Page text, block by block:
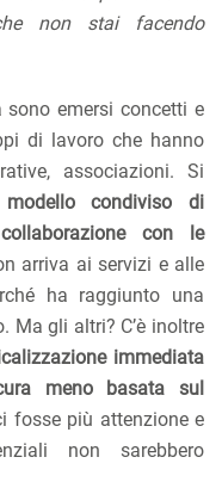
non stai facendo
sono emersi concetti e
di lavoro che hanno
associazioni. Si
condiviso di
con le
arriva ai servizi e alle
ha raggiunto una
Ma gli altri? C’è inoltre
immediata
meno basata sul
fosse più attenzione e
non sarebbero